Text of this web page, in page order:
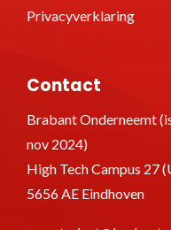
Privacyverklaring
Contact
Brabant Onderneemt
nov 2024)
High Tech Campus 27
5656 AE Eindhoven